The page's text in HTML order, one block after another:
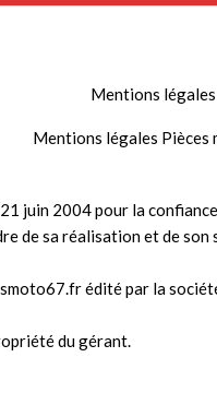
Mentions légales
Mentions légales Pièces
juin 2004 pour la
de sa réalisation et de son
édité par la
du gérant.